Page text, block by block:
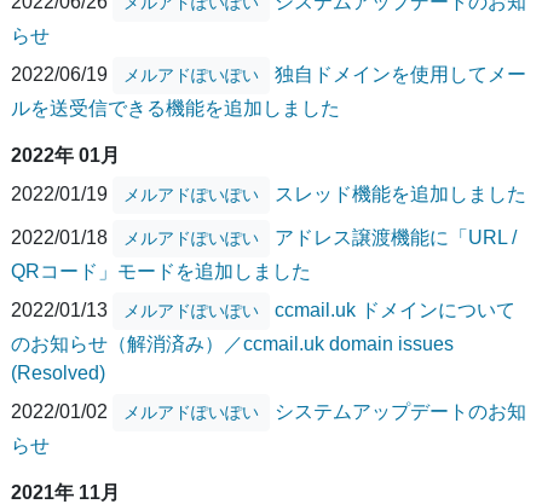
らせ
2022/06/19
メルアドぽいぽい
独自ドメインを使用してメー
ルを送受信できる機能を追加しました
2022年 01月
2022/01/19
メルアドぽいぽい スレッド機能を追加しました
2022/01/18 メルアドぽいぽい
アドレス譲渡機能に「URL /
QRコード」モードを追加しました
2022/01/13
メルアドぽいぽい
ccmail.uk ドメインについて
のお知らせ（解消済み）／ccmail.uk domain issues
(Resolved)
2022/01/02
メルアドぽいぽい
システムアップデートのお知
らせ
2021年 11月